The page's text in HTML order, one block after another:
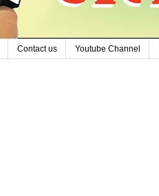
Contact us Youtube Channel